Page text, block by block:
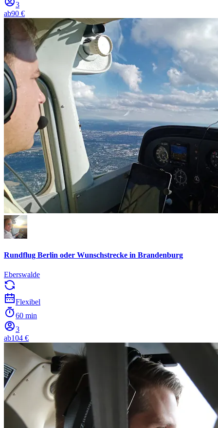
3
ab90 €
Rundflug Berlin oder Wunschstrecke in Brandenburg
Eberswalde
Flexibel
60 min
3
ab104 €